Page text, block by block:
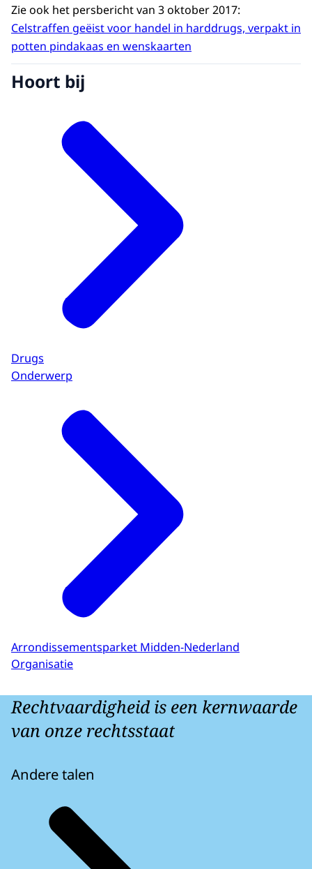
Zie ook het persbericht van 3 oktober 2017:
Celstraffen geëist voor handel in harddrugs, verpakt in
potten pindakaas en wenskaarten
Hoort bij
Drugs
Onderwerp
Arrondissementsparket Midden-Nederland
Organisatie
Rechtvaardigheid is een kernwaarde
van onze rechtsstaat
Andere talen